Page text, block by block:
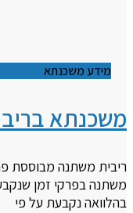
מידע משכנתא
משכנתא
ריבית משתנה מבוססת
משתנה בפרקי זמן
בהלוואה נקבעת על פי